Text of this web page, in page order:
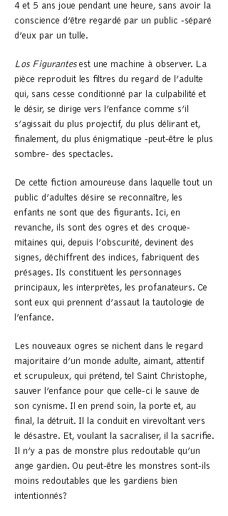
4 et 5 ans joue pendant une heure, sans avoir la
conscience d’être regardé par un public -séparé
d’eux par un tulle.
Los Figurantesest une machine à observer. La
pièce reproduit les filtres du regard de l’adulte
qui, sans cesse conditionné par la culpabilité et
le désir, se dirige vers l’enfance comme s’il
s’agissait du plus projectif, du plus délirant et,
finalement, du plus énigmatique -peut-être le plus
sombre- des spectacles.
De cette fiction amoureuse dans laquelle tout un
public d’adultes désire se reconnaître, les
enfants ne sont que des figurants. Ici, en
revanche, ils sont des ogres et des croque-
mitaines qui, depuis l’obscurité, devinent des
signes, déchiffrent des indices, fabriquent des
présages. Ils constituent les personnages
principaux, les interprètes, les profanateurs. Ce
sont eux qui prennent d’assaut la tautologie de
l’enfance.
Les nouveaux ogres se nichent dans le regard
majoritaire d’un monde adulte, aimant, attentif
et scrupuleux, qui prétend, tel Saint Christophe,
sauver l’enfance pour que celle-ci le sauve de
son cynisme. Il en prend soin, la porte et, au
final, la détruit. Il la conduit en virevoltant vers
le désastre. Et, voulant la sacraliser, il la sacrifie.
Il n’y a pas de monstre plus redoutable qu’un
ange gardien. Ou peut-être les monstres sont-ils
moins redoutables que les gardiens bien
intentionnés?